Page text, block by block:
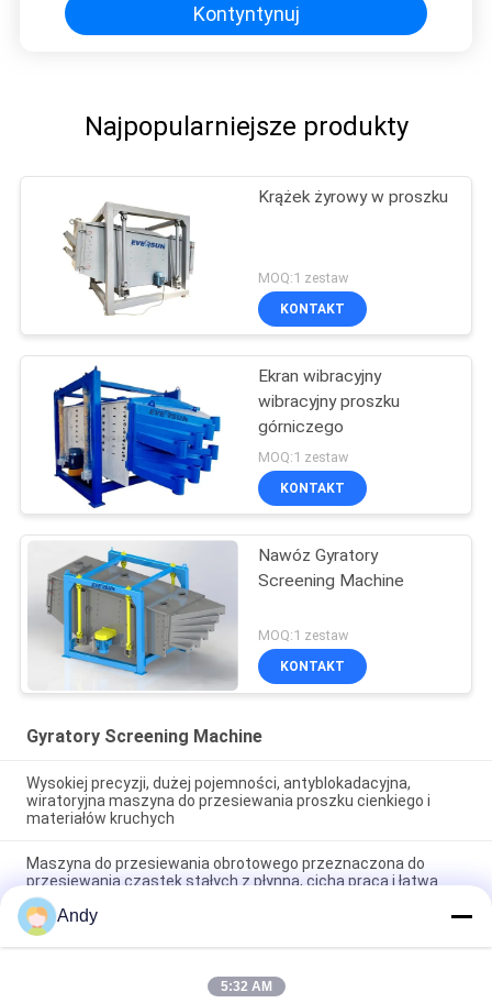
Kontyntynuj
Najpopularniejsze produkty
Krążek żyrowy w proszku
MOQ:1 zestaw
KONTAKT
Ekran wibracyjny
wibracyjny proszku
górniczego
MOQ:1 zestaw
KONTAKT
Nawóz Gyratory
Screening Machine
MOQ:1 zestaw
KONTAKT
Gyratory Screening Machine
Wysokiej precyzji, dużej pojemności, antyblokadacyjna,
wiratoryjna maszyna do przesiewania proszku cienkiego i
materiałów kruchych
Maszyna do przesiewania obrotowego przeznaczona do
przesiewania cząstek stałych z płynną, cichą pracą i łatwą
konserwacją
Gyratory Screening Machine Employing Planar Cyclone Screen
Separation (maszyna do przesiewania zwrotnego,
wykorzystująca technologię płaskości ekranu cyklonów w celu
Andy
5:32 AM